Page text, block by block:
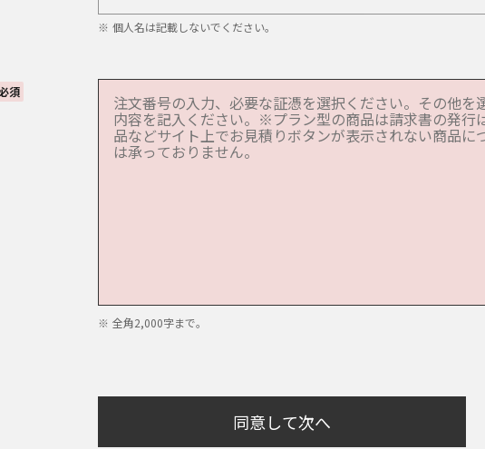
人情報の利用目的」に定めるお客様に関する個人情報の利用目的
用される仮名加工情報の項目：購入履歴、契約履歴
用する者の範囲：パナソニックグループ関連会社
用する者の利用目的：前記7.(2)①に定める利用目的
用する仮名加工情報の管理責任者：
で下記の措置を講じています。
護の責任者を設置し、個人情報保護の体制を整備しています。
取り扱いの留意事項等について、従業員に定期的な教育・研修を実施して
取り扱うゾーンの入退出管理などの物理的対策を講じることにより、個人
を防止するための措置を講じています。
個人名は記載しないでください。
須
全角2,000字まで。
同意して次へ